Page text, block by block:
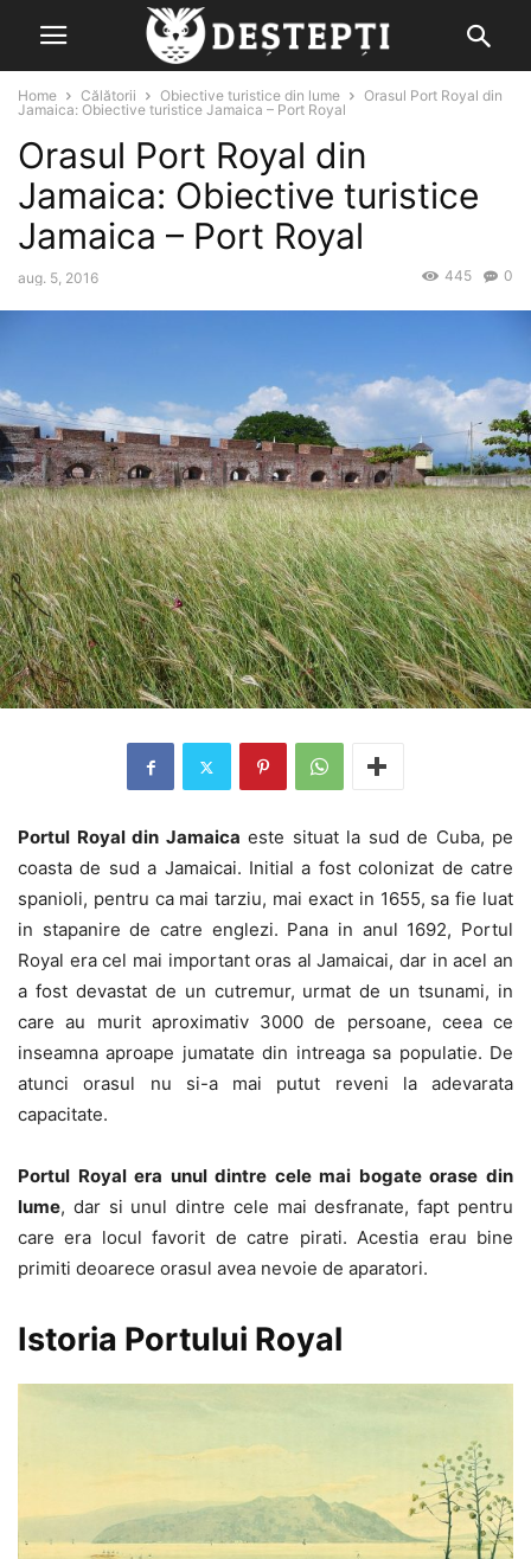
Home Călătorii Obiective turistice din lume
Orasul Port Royal din
Jamaica: Obiective turistice Jamaica – Port Royal
Orasul Port Royal din
Jamaica: Obiective turistice
Jamaica – Port Royal
aug. 5, 2016 0
445
Portul Royal din Jamaica este situat la sud de Cuba, pe
coasta de sud a Jamaicai. Initial a fost colonizat de catre
spanioli, pentru ca mai tarziu, mai exact in 1655, sa fie luat
in stapanire de catre englezi. Pana in anul 1692, Portul
Royal era cel mai important oras al Jamaicai, dar in acel an
a fost devastat de un cutremur, urmat de un tsunami, in
care au murit aproximativ 3000 de persoane, ceea ce
inseamna aproape jumatate din intreaga sa populatie. De
atunci orasul nu si-a mai putut reveni la adevarata
capacitate.
Portul Royal era unul dintre cele mai bogate orase din
lume, dar si unul dintre cele mai desfranate, fapt pentru
care era locul favorit de catre pirati. Acestia erau bine
primiti deoarece orasul avea nevoie de aparatori.
Istoria Portului Royal